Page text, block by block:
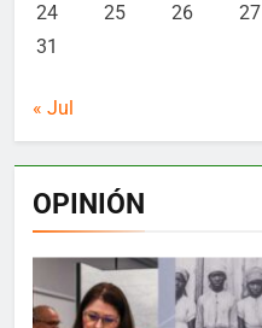
24
25 26 27
31
« Jul
OPINIÓN